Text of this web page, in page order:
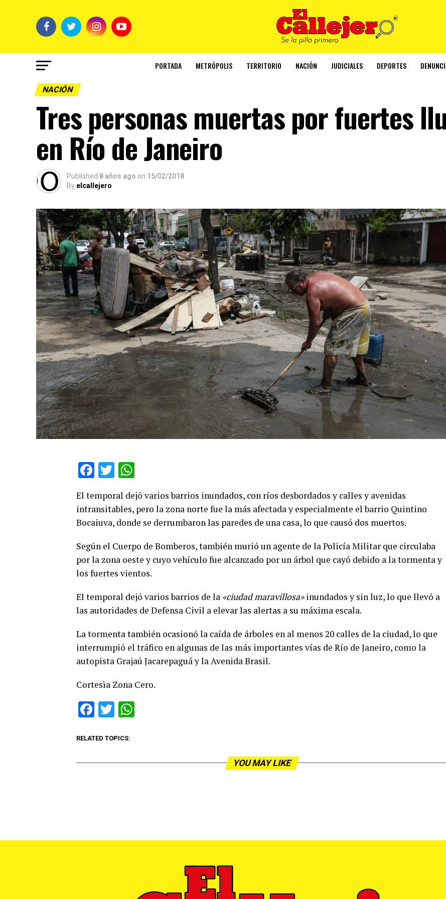
PORTADA METRÓPOLIS TERRITORIO NACIÓN JUDICIALES DEPORTES
NACIÓN
Tres personas muertas por fuertes
en Río de Janeiro
Published 8 años ago on 15/02/2018
By elcallejero
Facebook
Twitter
El temporal dejó varios barrios inundados, con ríos desbordados y calles y avenidas
intransitables, pero la zona norte fue la más afectada y especialmente el barrio Quintino
Bocaiuva, donde se derrumbaron las paredes de una casa, lo que causó dos muertos.
Según el Cuerpo de Bomberos, también murió un agente de la Policía Militar que circulaba
por la zona oeste y cuyo vehículo fue alcanzado por un árbol que cayó debido a la tormenta y
los fuertes vientos.
El temporal dejó varios barrios de la «ciudad maravillosa»inundados y sin luz, lo que llevó a
las autoridades de Defensa Civil a elevar las alertas a su máxima escala.
La tormenta también ocasionó la caída de árboles en al menos 20 calles de la ciudad, lo que
interrumpió el tráfico en algunas de las más importantes vías de Río de Janeiro, como la
autopista Grajaú Jacarepaguá y la Avenida Brasil.
Cortesìa Zona Cero.
Facebook
Twitter
RELATED TOPICS:
YOU MAY LIKE